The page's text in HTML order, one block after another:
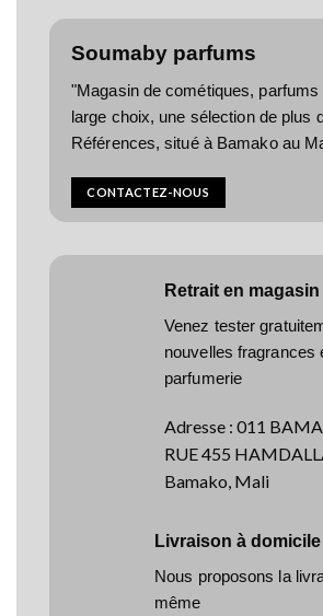
Soumaby parfums
"Magasin de cométiques, parfums
large choix, une sélection de plus
Références, situé à Bamako au
CONTACTEZ-NOUS
Retrait en magasin
Venez tester
nouvelles fragrances
parfumerie
Adresse : 011
RUE 455
Bamako, Mali
Livraison à domicile
Nous proposons la
même